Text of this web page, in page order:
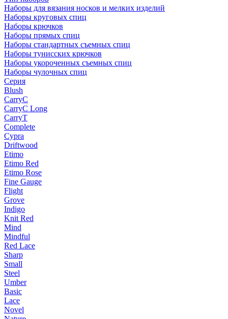
Наборы для вязания носков и мелких изделий
Наборы круговых спиц
Наборы крючков
Наборы прямых спиц
Наборы стандартных съемных спиц
Наборы тунисских крючков
Наборы укороченных съемных спиц
Наборы чулочных спиц
Серия
Blush
CarryC
CarryC Long
CarryT
Complete
Cypra
Driftwood
Etimo
Etimo Red
Etimo Rose
Fine Gauge
Flight
Grove
Indigo
Knit Red
Mind
Mindful
Red Lace
Sharp
Small
Steel
Umber
Basic
Lace
Novel